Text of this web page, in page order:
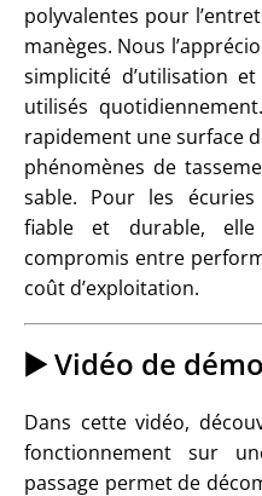
polyvalentes pour
manèges. Nous
simplicité d’utilisation
utilisés
rapidement une surface
phénomènes de
sable. Pour les
fiable et durable,
compromis entre
coût d’exploitation.
▶️ Vidéo de
Dans cette vidéo,
fonctionnement sur
passage permet de